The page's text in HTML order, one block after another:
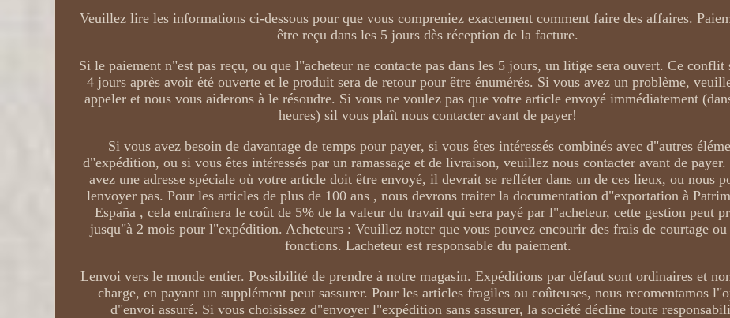
Veuillez lire les informations ci-dessous pour que vous compreniez exactement comment faire des affaires.
être reçu dans les 5 jours dès réception de la facture.
Si le paiement n"est pas reçu, ou que l"acheteur ne contacte pas dans les 5 jours, un litige sera ouvert. Ce conflit
4 jours après avoir été ouverte et le produit sera de retour pour être énumérés. Si vous avez un problème,
appeler et nous vous aiderons à le résoudre. Si vous ne voulez pas que votre article envoyé immédiatement
heures) sil vous plaît nous contacter avant de payer!
Si vous avez besoin de davantage de temps pour payer, si vous êtes intéressés combinés avec d"autres
d"expédition, ou si vous êtes intéressés par un ramassage et de livraison, veuillez nous contacter avant de
avez une adresse spéciale où votre article doit être envoyé, il devrait se refléter dans un de ces lieux, ou nous
lenvoyer pas. Pour les articles de plus de 100 ans , nous devrons traiter la documentation d"exportation à
España , cela entraînera le coût de 5% de la valeur du travail qui sera payé par l"acheteur, cette gestion peut
jusqu"à 2 mois pour l"expédition. Acheteurs : Veuillez noter que vous pouvez encourir des frais de courtage ou
fonctions. Lacheteur est responsable du paiement.
Lenvoi vers le monde entier. Possibilité de prendre à notre magasin. Expéditions par défaut sont ordinaires et
charge, en payant un supplément peut sassurer. Pour les articles fragiles ou coûteuses, nous recomentamos
d"envoi assuré. Si vous choisissez d"envoyer l"expédition sans sassurer, la société décline toute